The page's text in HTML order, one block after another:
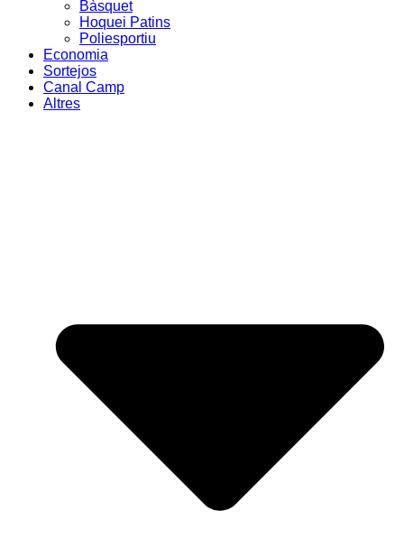
Bàsquet
Hoquei Patins
Poliesportiu
Economia
Sortejos
Canal Camp
Altres